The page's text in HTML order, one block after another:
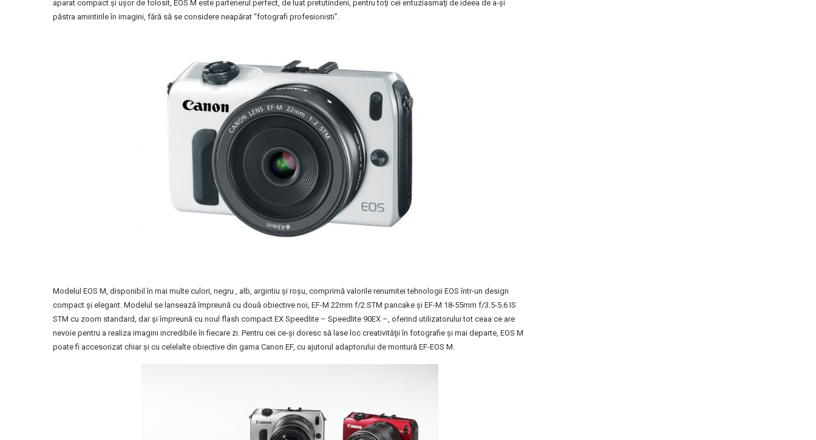
aparat compact şi uşor de folosit, EOS M este partenerul perfect, de luat pretutindeni, pentru toţi cei entuziasmaţi de ideea de a-şi
păstra amintirile în imagini, fără să se considere neapărat “fotografi profesionisti”.
Modelul EOS M, disponibil în mai multe culori, negru , alb, argintiu şi roşu, comprimă valorile renumitei tehnologii EOS într-un design
compact şi elegant. Modelul se lansează împreună cu două obiective noi, EF-M 22mm f/2 STM pancake şi EF-M 18-55mm f/3.5-5.6 IS
STM cu zoom standard, dar şi împreună cu noul flash compact EX Speedlite – Speedlite 90EX –, oferind utilizatorului tot ceaa ce are
nevoie pentru a realiza imagini incredibile în fiecare zi. Pentru cei ce-şi doresc să lase loc creativităţii în fotografie şi mai departe, EOS M
poate fi accesorizat chiar şi cu celelalte obiective din gama Canon EF, cu ajutorul adaptorului de montură EF-EOS M.